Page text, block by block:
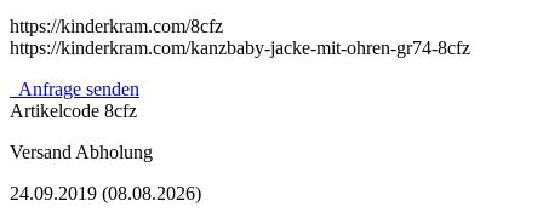
https://kinderkram.com/8cfz
https://kinderkram.com/kanzbaby-jacke-mit-ohren-gr74-8cfz
Anfrage senden
Artikelcode 8cfz
Versand Abholung
24.09.2019 (08.08.2026)